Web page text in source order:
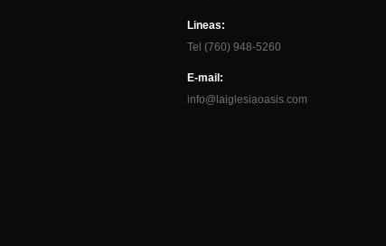
Lineas:
Tel (760) 948-5260
E-mail:
info@laiglesiaoasis.com